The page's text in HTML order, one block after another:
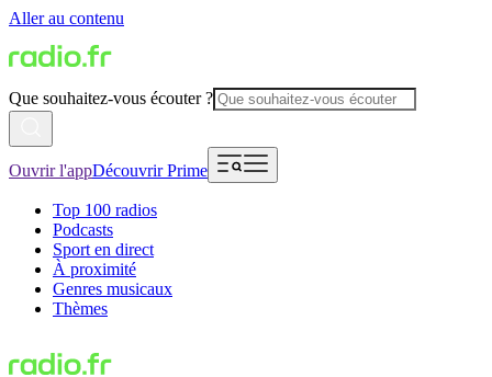
Aller au contenu
Que souhaitez-vous écouter ?
Ouvrir l'appDécouvrir Prime
Top 100 radios
Podcasts
Sport en direct
À proximité
Genres musicaux
Thèmes